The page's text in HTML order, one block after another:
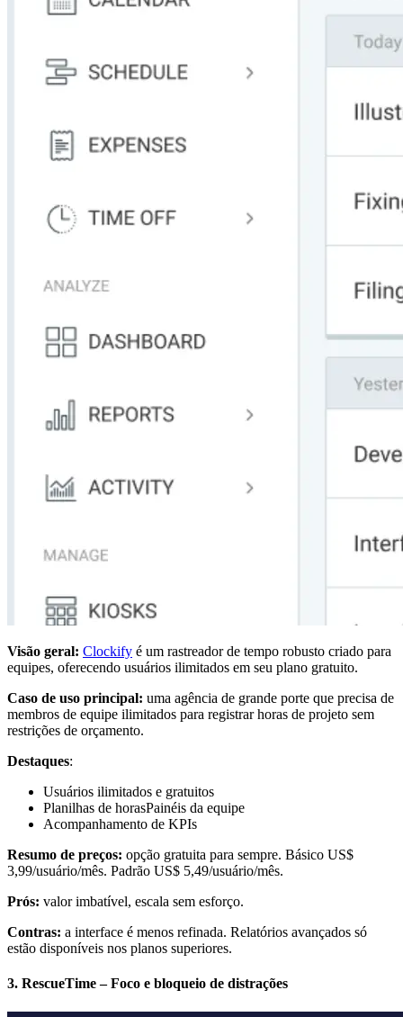
Visão geral: Clockify é um rastreador de tempo robusto criado para
equipes, oferecendo usuários ilimitados em seu plano gratuito.
Caso de uso principal: uma agência de grande porte que precisa de
membros de equipe ilimitados para registrar horas de projeto sem
restrições de orçamento.
Destaques:
Usuários ilimitados e gratuitos
Planilhas de horasPainéis da equipe
Acompanhamento de KPIs
Resumo de preços: opção gratuita para sempre. Básico US$
3,99/usuário/mês. Padrão US$ 5,49/usuário/mês.
Prós: valor imbatível, escala sem esforço.
Contras: a interface é menos refinada. Relatórios avançados só
estão disponíveis nos planos superiores.
3. RescueTime – Foco e bloqueio de distrações